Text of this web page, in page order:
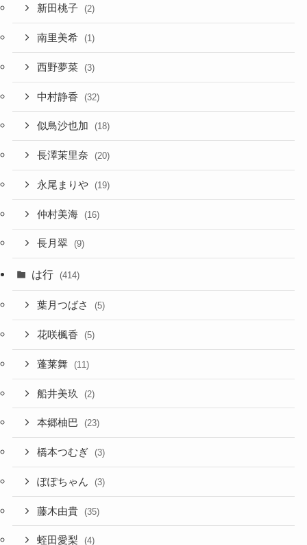
新田桃子 (2)
南里美希 (1)
西野夢菜 (3)
中村静香 (32)
似鳥沙也加 (18)
長澤茉里奈 (20)
永尾まりや (19)
仲村美海 (16)
長月翠 (9)
は行 (414)
葉月つばさ (5)
花咲楓香 (5)
蓬莱舞 (11)
船井美玖 (2)
本郷柚巴 (23)
橋本つむぎ (3)
ぽぽちゃん (3)
藤木由貴 (35)
蛭田愛梨 (4)